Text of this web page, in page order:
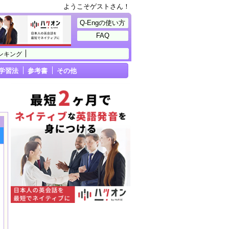
ようこそゲストさん！
キング
Q-Engの使い方
FAQ
習法 参考書 その他